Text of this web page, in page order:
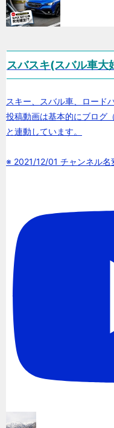
スバスキ(スバル車大
スキー、スバル車、ロード
投稿動画は基本的にブログ
と連動しています。
※ 2021/12/01 チャンネル名